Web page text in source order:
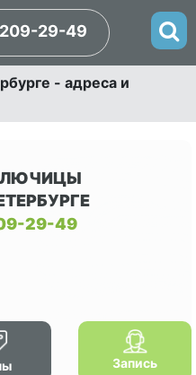
29-49
- адреса и
29-49
Запись